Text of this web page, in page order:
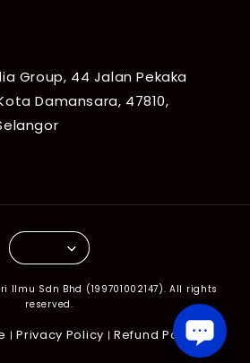
Group, 44 Jalan Pekaka
Damansara, 47810,
Ilmu Sdn Bhd (199701002147). All rights
reserved.
|Privacy Policy |Refund Policy